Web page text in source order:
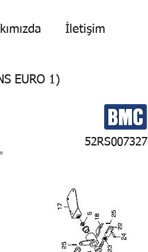
İletişim
EURO 1)
52RS007327